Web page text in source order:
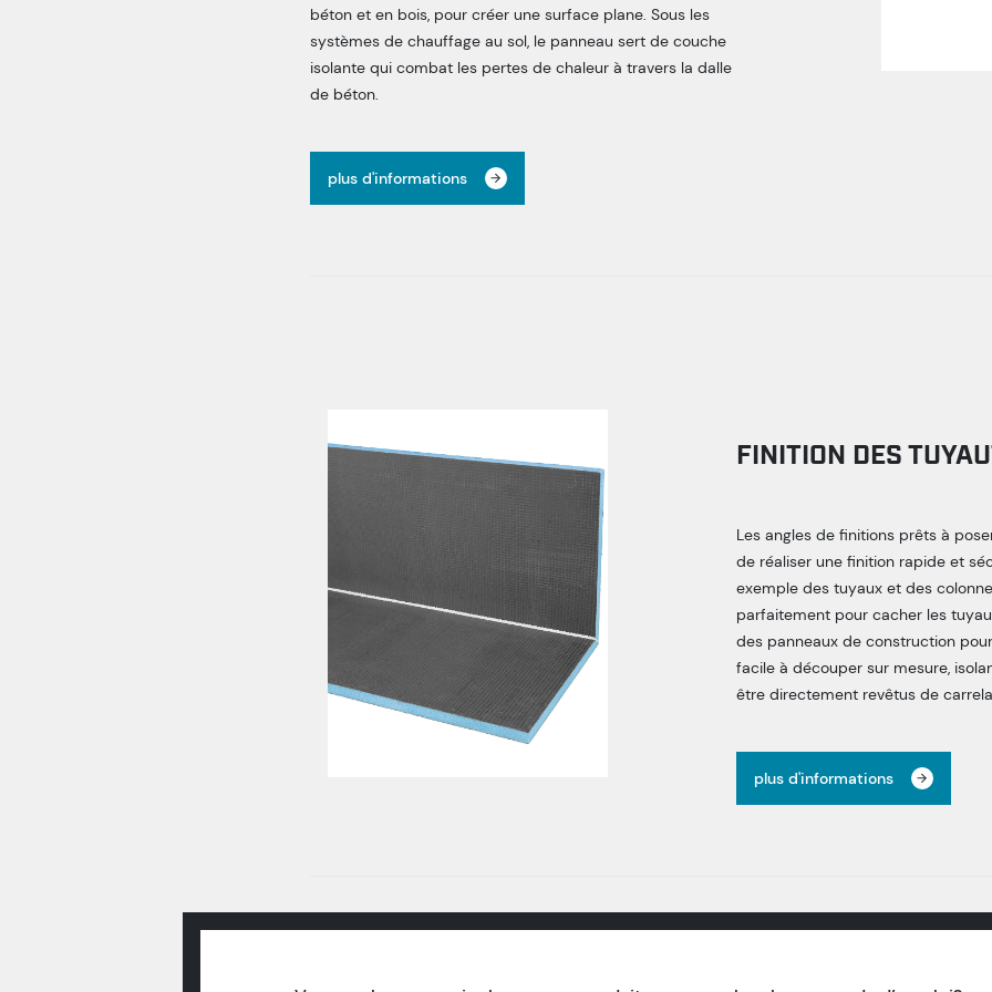
béton et en bois, pour créer une surface plane. Sous les
systèmes de chauffage au sol, le panneau sert de couche
isolante qui combat les pertes de chaleur à travers la dalle
de béton.
plus d'informations
FINITION DES
Les angles de finitions prêts à
de réaliser une finition rapide et
exemple des tuyaux et des
parfaitement pour cacher les
des panneaux de construction
facile à découper sur mesure,
être directement revêtus de
plus d'informations